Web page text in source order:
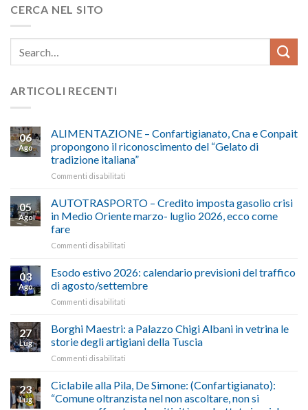
CERCA NEL SITO
ARTICOLI RECENTI
06
Ago
ALIMENTAZIONE – Confartigianato, Cna e Conpait
propongono il riconoscimento del “Gelato di
tradizione italiana”
Commenti disabilitati
–
Confartigianato,
Cna
il
riconoscimento
del
tradizione
italiana”
05
Ago
AUTOTRASPORTO – Credito imposta gasolio crisi
in Medio Oriente marzo- luglio 2026, ecco come
fare
Commenti disabilitati
–
Credito
imposta
in
Medio
Oriente
2026,
ecco
03
Ago
Esodo estivo 2026: calendario previsioni del traffico
di agosto/settembre
Commenti disabilitati
estivo
2026:
calendario
traffico
di
agosto/settembre
27
Lug
Borghi Maestri: a Palazzo Chigi Albani in vetrina le
storie degli artigiani della Tuscia
Commenti disabilitati
Maestri:
a
Palazzo
23
Lug
Ciclabile alla Pila, De Simone: (Confartigianato):
“Comune oltranzista nel non ascoltare, non si